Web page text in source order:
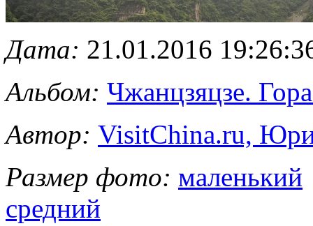
Дата: 21.01.2016
Альбом: Чжанцзяцзе.
Автор: VisitChina.ru,
Размер фото: маленький
средний